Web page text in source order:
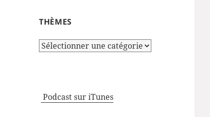
THÈMES
Thèmes
Podcast sur iTunes